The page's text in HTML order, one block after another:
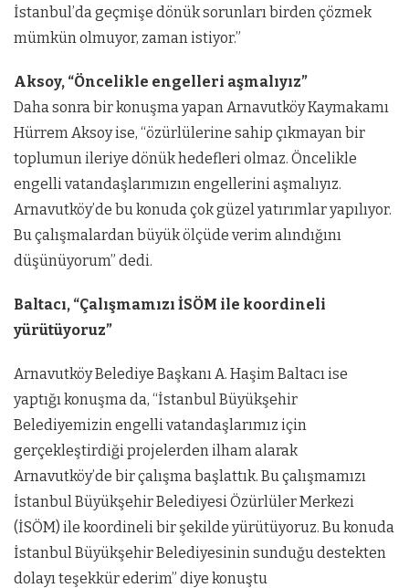
İstanbul’da geçmişe dönük sorunları birden çözmek
mümkün olmuyor, zaman istiyor.”
Aksoy, “Öncelikle engelleri aşmalıyız”
Daha sonra bir konuşma yapan Arnavutköy Kaymakamı
Hürrem Aksoy ise, “özürlülerine sahip çıkmayan bir
toplumun ileriye dönük hedefleri olmaz. Öncelikle
engelli vatandaşlarımızın engellerini aşmalıyız.
Arnavutköy’de bu konuda çok güzel yatırımlar yapılıyor.
Bu çalışmalardan büyük ölçüde verim alındığını
düşünüyorum” dedi.
Baltacı, “Çalışmamızı İSÖM ile koordineli
yürütüyoruz”
Arnavutköy Belediye Başkanı A. Haşim Baltacı ise
yaptığı konuşma da, “İstanbul Büyükşehir
Belediyemizin engelli vatandaşlarımız için
gerçekleştirdiği projelerden ilham alarak
Arnavutköy’de bir çalışma başlattık. Bu çalışmamızı
İstanbul Büyükşehir Belediyesi Özürlüler Merkezi
(İSÖM) ile koordineli bir şekilde yürütüyoruz. Bu konuda
İstanbul Büyükşehir Belediyesinin sunduğu destekten
dolayı teşekkür ederim” diye konuştu